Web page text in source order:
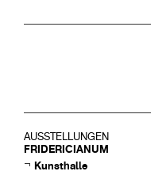
AUSSTELLUNGEN
FRIDERICIANUM
Kunsthalle